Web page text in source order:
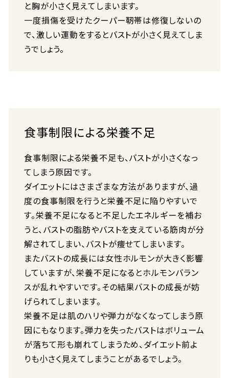
と胸が小さく見えてしまいます。
一度損傷を受けたクーパー靭帯は修復しないの
で、激しい運動をするとバストが小さく見えてしま
うでしょう。
食事制限による栄養不足
食事制限による栄養不足も、バストが小さくなっ
てしまう原因です。
ダイエットにはさまざまな方法がありますが、過
度の食事制限を行うと栄養不足に陥りやすいで
す。栄養不足になると不足したエネルギーを補お
うと、バストの脂肪やバストを支えている筋肉が分
解されてしまい、バストが痩せてしまいます。
またバストの成長には女性ホルモンが大きく影響
していますが、栄養不足になるとホルモンバラン
スが乱れやすいです。その結果バストの成長が妨
げられてしまいます。
栄養不足は肌のハリや弾力がなくなってしまう原
因にもなります。弾力を失ったバストはボリューム
が落ちて形も崩れてしまうため、ダイエット前よ
りも小さく見えてしまうことがあるでしょう。